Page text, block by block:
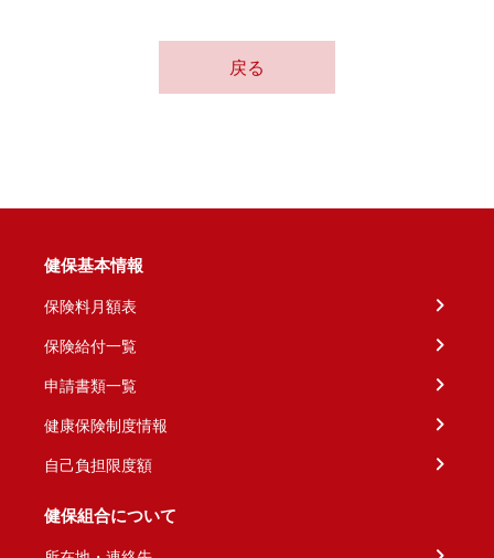
戻る
健保基本情報
保険料月額表
保険給付一覧
申請書類一覧
健康保険制度情報
自己負担限度額
健保組合について